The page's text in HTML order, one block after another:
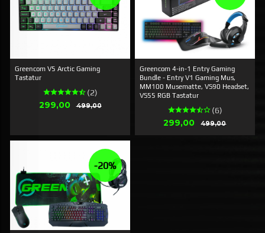
Greencom V5 Arctic Gaming
Tastatur
(2)
Tilbud
299,00 499,00Rabatt
Greencom 4-in-1 Entry Gaming
Bundle - Entry V1 Gaming Mus,
MM100 Musematte, VS90 Headset,
VS55 RGB Tastatur
(6)
Tilbud
299,00 499,00Rabatt
-20%